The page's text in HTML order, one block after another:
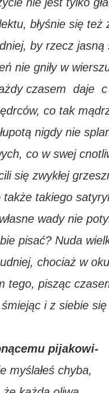
błyśnie się też
by rzecz jasną
nie gniły w
czasem daje c
co tak
nigdy nie
co w swej
się zwykłej
także takiego
wady nie
pisać? Nuda
chociaż w
tego, pisząc
i z siebie
pijakowi-
myślałeś chyba,